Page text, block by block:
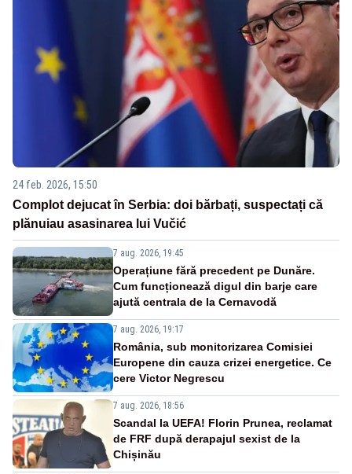
24 feb. 2026, 15:50
Complot dejucat în Serbia: doi bărbați, suspectați că
plănuiau asasinarea lui Vučić
7 aug. 2026, 19:45
Operațiune fără precedent pe Dunăre.
Cum funcționează digul din barje care
ajută centrala de la Cernavodă
7 aug. 2026, 19:17
România, sub monitorizarea Comisiei
Europene din cauza crizei energetice. Ce
cere Victor Negrescu
7 aug. 2026, 18:56
Scandal la UEFA! Florin Prunea, reclamat
de FRF după derapajul sexist de la
Chișinău